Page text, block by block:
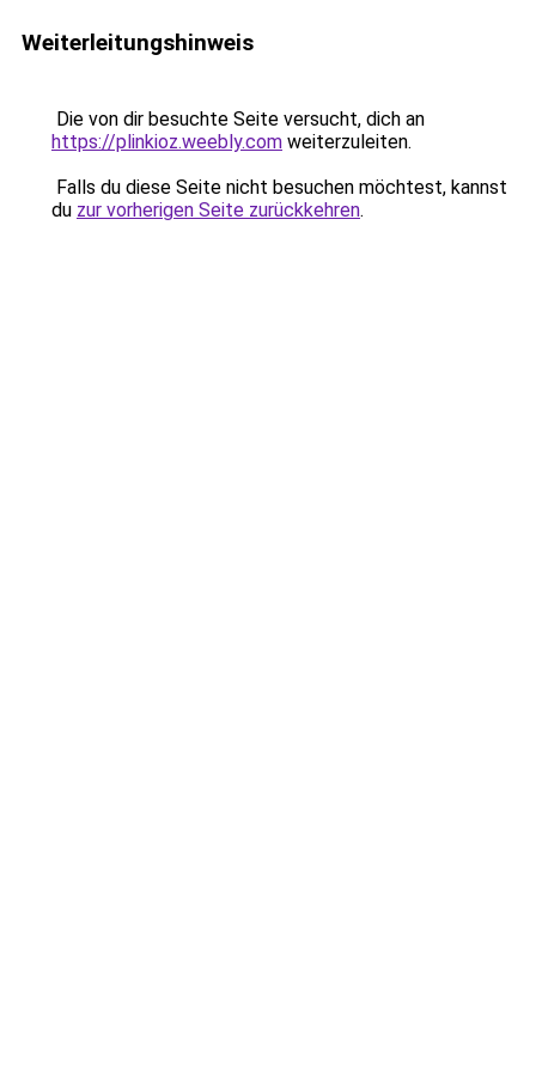
Weiterleitungshinweis
Die von dir besuchte Seite versucht, dich an
https://plinkioz.weebly.com weiterzuleiten.
Falls du diese Seite nicht besuchen möchtest, kannst
du zur vorherigen Seite zurückkehren.